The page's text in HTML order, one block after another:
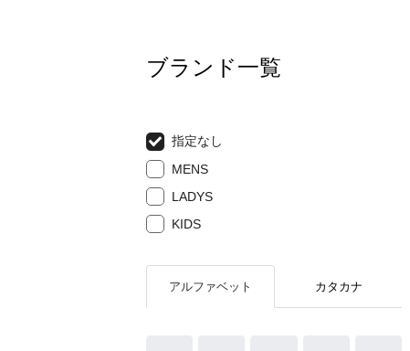
ブランド一覧
指定なし
MENS
LADYS
KIDS
アルファベット カタカナ